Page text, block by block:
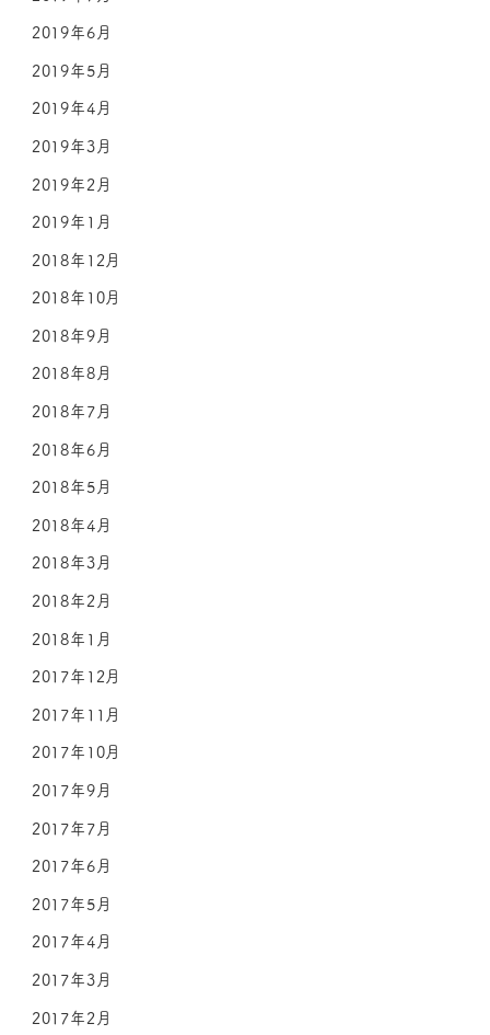
2019年6月
2019年5月
2019年4月
2019年3月
2019年2月
2019年1月
2018年12月
2018年10月
2018年9月
2018年8月
2018年7月
2018年6月
2018年5月
2018年4月
2018年3月
2018年2月
2018年1月
2017年12月
2017年11月
2017年10月
2017年9月
2017年7月
2017年6月
2017年5月
2017年4月
2017年3月
2017年2月